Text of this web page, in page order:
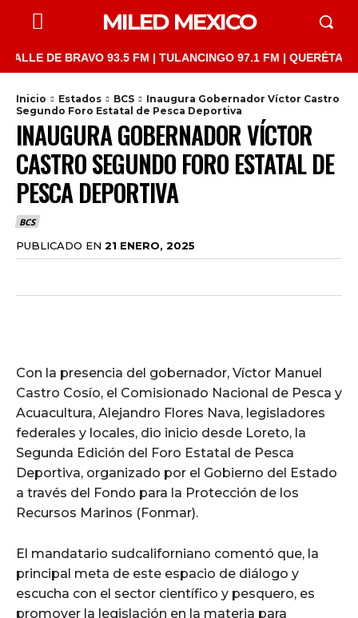
MILED MEXICO
DE BRAVO 93.5 FM | TULANCINGO 97.1 FM | QUERÉTARO
Inicio Estados BCS
Inaugura Gobernador Víctor Castro
Segundo Foro Estatal de Pesca Deportiva
INAUGURA GOBERNADOR VÍCTOR
CASTRO SEGUNDO FORO ESTATAL DE
PESCA DEPORTIVA
BCS
PUBLICADO EN 21 ENERO, 2025
Con la presencia del gobernador, Víctor Manuel
Castro Cosío, el Comisionado Nacional de Pesca y
Acuacultura, Alejandro Flores Nava, legisladores
federales y locales, dio inicio desde Loreto, la
Segunda Edición del Foro Estatal de Pesca
Deportiva, organizado por el Gobierno del Estado
a través del Fondo para la Protección de los
Recursos Marinos (Fonmar).
El mandatario sudcaliforniano comentó que, la
principal meta de este espacio de diálogo y
escucha con el sector científico y pesquero, es
promover la legislación en la materia para